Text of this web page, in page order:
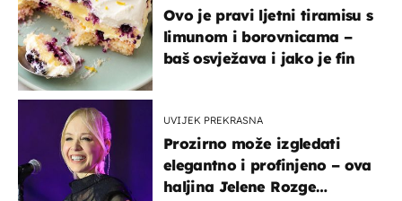
Ovo je pravi ljetni tiramisu s
limunom i borovnicama –
baš osvježava i jako je fin
UVIJEK PREKRASNA
Prozirno može izgledati
elegantno i profinjeno – ova
haljina Jelene Rozge